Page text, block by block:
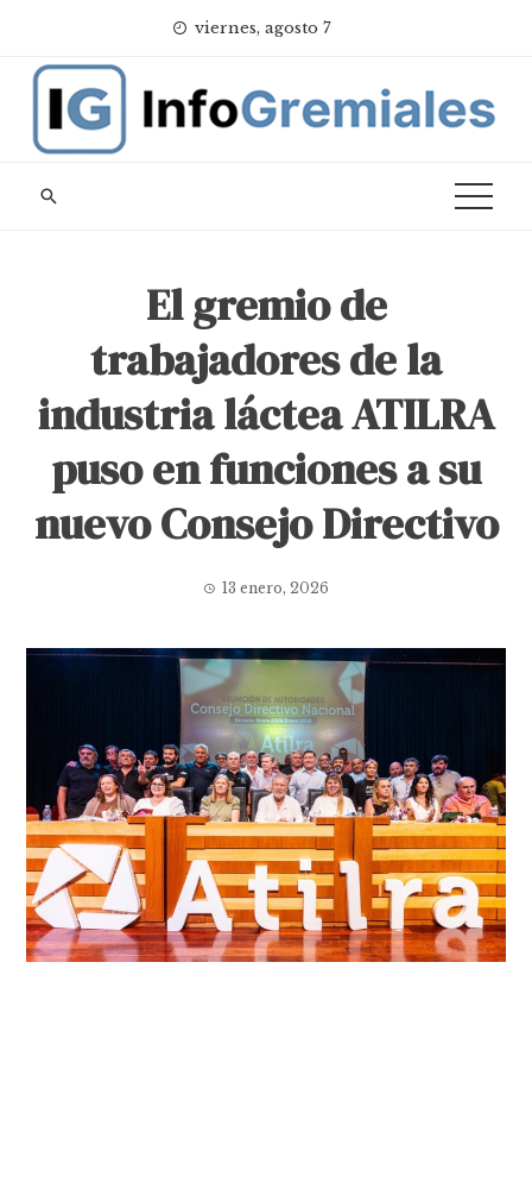
content
viernes, agosto 7
El gremio de
trabajadores de la
industria láctea ATILRA
puso en funciones a su
nuevo Consejo Directivo
13 enero, 2026